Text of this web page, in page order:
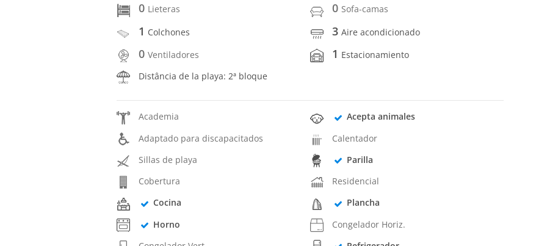
0 Lieteras 0 Sofa-camas
1 Colchones 3Aire acondicionado
0Ventiladores 1 Estacionamiento
Distância de la playa: 2ª bloque
Academia
Acepta animales
Adaptado para discapacitados
Calentador
Sillas de playa
Parilla
Cobertura
Residencial
Cocina
Plancha
Horno
Congelador Horiz.